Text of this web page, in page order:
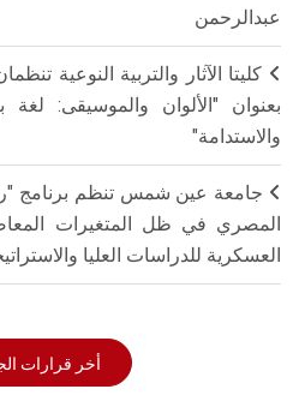
عبدالرحمن
كليتا الآثار والتربية النوعية
بعنوان "الألوان والموسيقى:
والاستدامة"
جامعة عين شمس تنظم برنامج
المصري في ظل المتغيرات
العسكرية للدراسات العليا
أخر قرارات